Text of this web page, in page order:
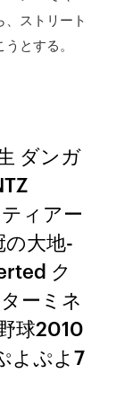
ストリート
とする。
ダンガ
ィアー
大地-
ク
ーミネ
球2010
よぷよ7